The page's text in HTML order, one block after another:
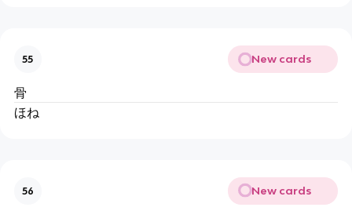
55 New cards
骨
ほね
56 New cards